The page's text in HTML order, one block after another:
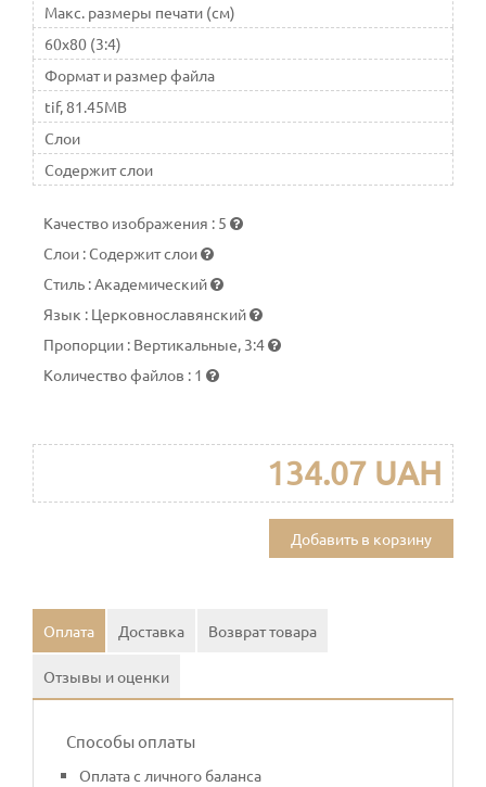
Макс. размеры печати (см)
60x80 (3:4)
Формат и размер файла
tif, 81.45MB
Слои
Содержит слои
Качество изображения : 5
Слои :Содержит слои
Стиль :Академический
Язык : Церковнославянский
Пропорции : Вертикальные, 3:4
Количество файлов : 1
134.07 UAH
Добавить в корзину
Оплата Доставка Возврат товара
Отзывы и оценки
Способы оплаты
Оплата с личного баланса